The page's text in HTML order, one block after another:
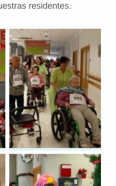
residentes.